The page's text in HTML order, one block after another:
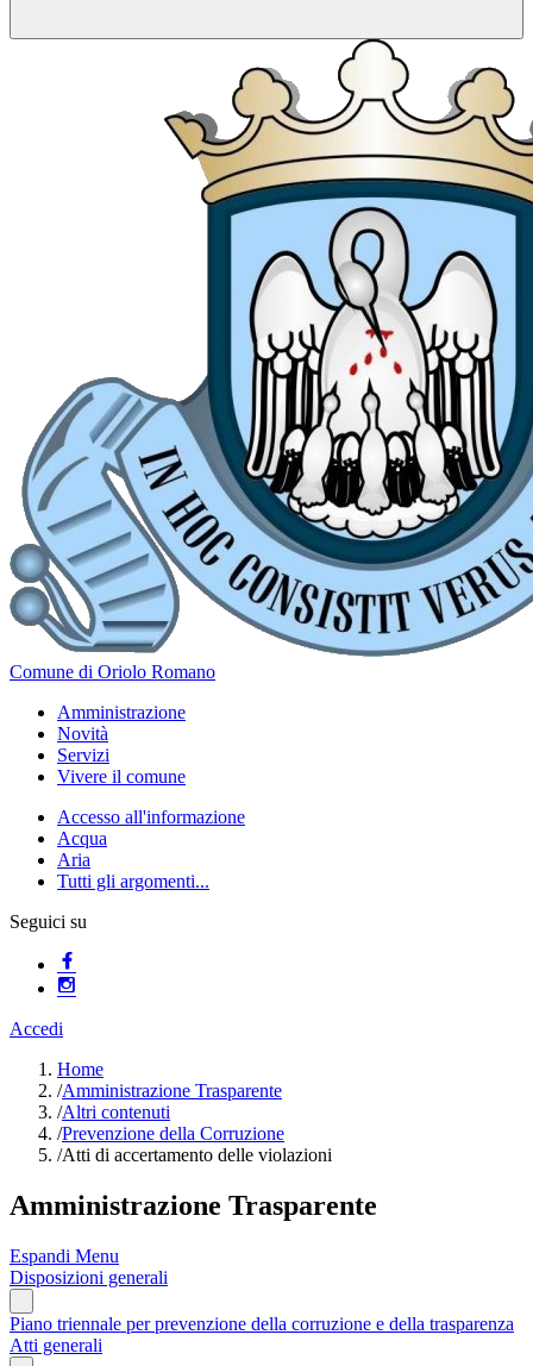
Comune di Oriolo Romano
Amministrazione
Novità
Servizi
Vivere il comune
Accesso all'informazione
Acqua
Aria
Tutti gli argomenti...
Seguici su
Accedi
Home
/Amministrazione Trasparente
/Altri contenuti
/Prevenzione della Corruzione
/Atti di accertamento delle violazioni
Amministrazione Trasparente
Espandi Menu
Disposizioni generali
Piano triennale per prevenzione della corruzione e della trasparenza
Atti generali